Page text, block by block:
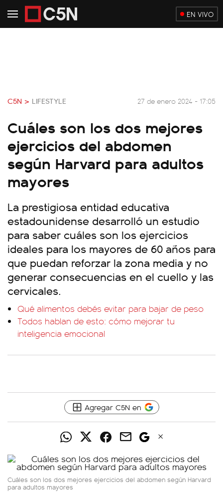
EN VIVO
C5N > LIFESTYLE 27 de enero 2024 - 17:05
Cuáles son los dos mejores
ejercicios del abdomen
según Harvard para adultos
mayores
La prestigiosa entidad educativa
estadounidense desarrolló un estudio
para saber cuáles son los ejercicios
ideales para los mayores de 60 años para
que puedan reforzar la zona media y no
generar consecuencias en el cuello y las
cervicales.
Qué alimentos debés evitar para bajar de peso
Todos hablan de esto: cómo mejorar tu
inteligencia emocional
Agregar C5N en
Cuáles son los dos mejores ejercicios del abdomen según Harvard
para adultos mayores